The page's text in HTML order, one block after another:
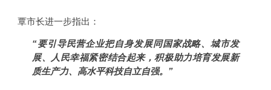
覃市长进一步指出：
“要引导民营企业把自身发展同国家战略、城市发
展、人民幸福紧密结合起来，积极助力培育发展新
质生产力、高水平科技自立自强。”